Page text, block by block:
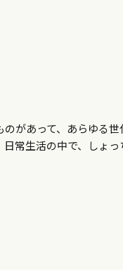
があって、あらゆる世
常生活の中で、しょっ